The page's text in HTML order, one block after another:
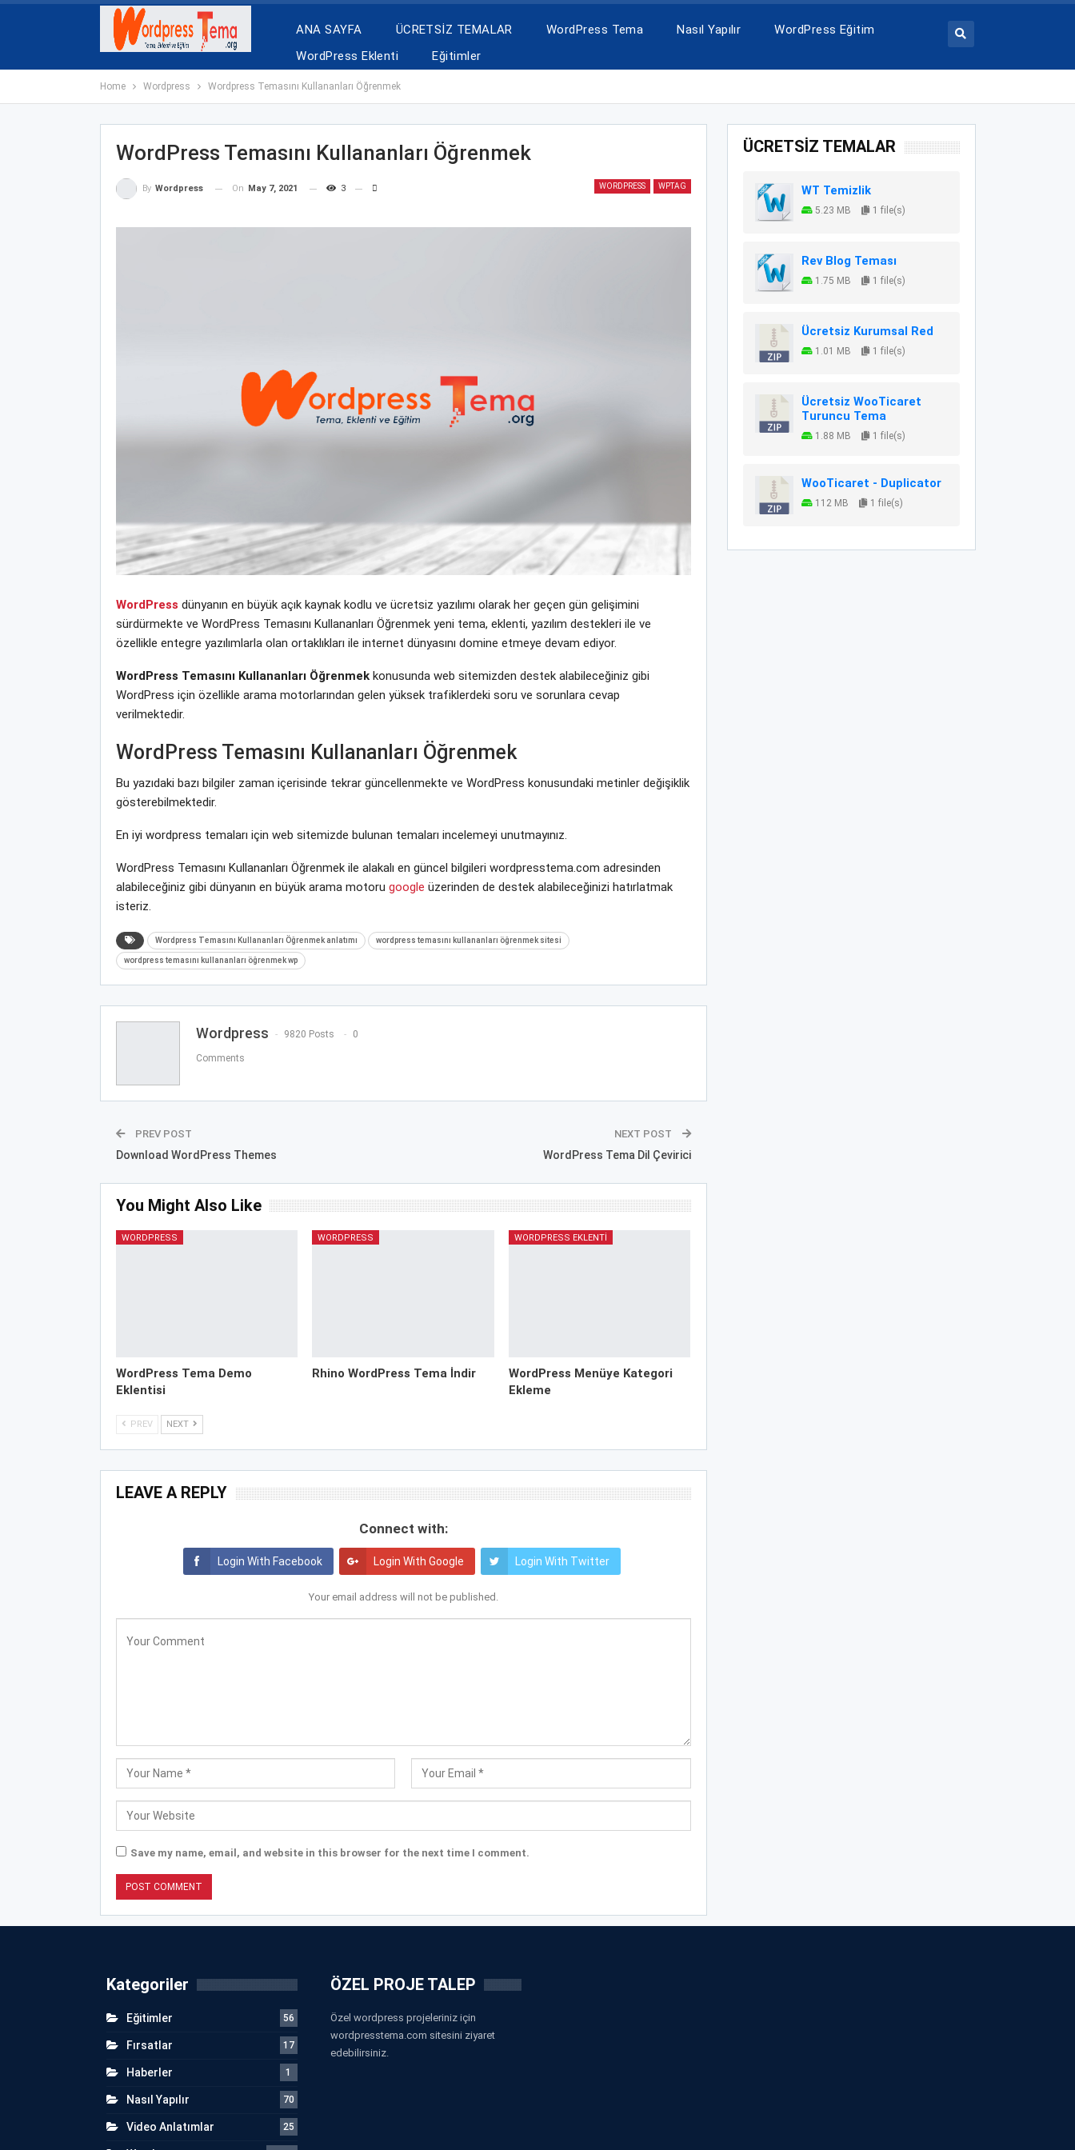
ANA SAYFA ÜCRETSİZ TEMALAR WordPress Tema Nasıl Yapılır
WordPress Eğitim
WordPress Eklenti
Eğitimler
Home Wordpress Wordpress Temasını Kullananları Öğrenmek
WordPress Temasını Kullananları Öğrenmek
WORDPRESS WPTAG
By Wordpress On May 7, 2021 3
WordPress dünyanın en büyük açık kaynak kodlu ve ücretsiz yazılımı olarak her geçen gün gelişimini
sürdürmekte ve WordPress Temasını Kullananları Öğrenmek yeni tema, eklenti, yazılım destekleri ile ve
özellikle entegre yazılımlarla olan ortaklıkları ile internet dünyasını domine etmeye devam ediyor.
WordPress Temasını Kullananları Öğrenmekkonusunda web sitemizden destek alabileceğiniz gibi
WordPress için özellikle arama motorlarından gelen yüksek trafiklerdeki soru ve sorunlara cevap
verilmektedir.
WordPress Temasını Kullananları Öğrenmek
Bu yazıdaki bazı bilgiler zaman içerisinde tekrar güncellenmekte ve WordPress konusundaki metinler değişiklik
gösterebilmektedir.
En iyi wordpress temaları için web sitemizde bulunan temaları incelemeyi unutmayınız.
WordPress Temasını Kullananları Öğrenmek ile alakalı en güncel bilgileri wordpresstema.com adresinden
alabileceğiniz gibi dünyanın en büyük arama motoru google üzerinden de destek alabileceğinizi hatırlatmak
isteriz.
Wordpress Temasını Kullananları Öğrenmek anlatımı wordpress temasını kullananları öğrenmek sitesi
wordpress temasını kullananları öğrenmek wp
Wordpress 9820 Posts 0
Comments
PREV POST
Download WordPress Themes
NEXT POST
WordPress Tema Dil Çevirici
You Might Also Like
WORDPRESS
WordPress Tema Demo
Eklentisi
WORDPRESS
Rhino WordPress Tema İndir
WORDPRESS EKLENTI
WordPress Menüye Kategori
Ekleme
PREV NEXT
LEAVE A REPLY
Connect with:
Login With Facebook Login With Google Login With Twitter
Your email address will not be published.
Save my name, email, and website in this browser for the next time I comment.
ÜCRETSİZ TEMALAR
WT Temizlik
5.23 MB 1 file(s)
Rev Blog Teması
1.75 MB 1 file(s)
Ücretsiz Kurumsal Red
1.01 MB 1 file(s)
Ücretsiz WooTicaret
Turuncu Tema
1.88 MB 1 file(s)
WooTicaret - Duplicator
112 MB 1 file(s)
Kategoriler
Eğitimler 56
Fırsatlar 17
Haberler 1
Nasıl Yapılır 70
Video Anlatımlar 25
ÖZEL PROJE TALEP
Özel wordpress projeleriniz için
wordpresstema.com sitesini ziyaret
edebilirsiniz.